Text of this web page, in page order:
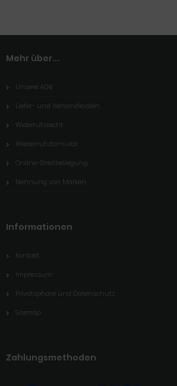
Mehr über...
Unsere AGB
Liefer- und Versandkosten
Widerrufsrecht
Wiederrufsformular
Online-Streitbeilegung
Nennung von Marken
Informationen
Kontakt
Impressum
Privatsphäre und Datenschutz
Sitemap
Zahlungsmethoden